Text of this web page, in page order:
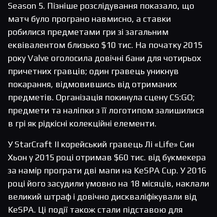
Season 5. Пізніше розслідування показало, що
матч було програно навмисно, а ставки
робилися предметами гри зі загальним
еквівалентом близько $10 тис. На початку 2015
року Valve оголосила довічні бани для чотирьох
причетних гравців; один гравець уникнув
покарання, відмовившись від отриманих
предметів. Організація покинула сцену CS:GO;
предмети та наліпки з її логотипом залишилися
в грі як рідкісні колекційні елементи.
У StarCraft II корейський гравець Лі «Life» Син
Хьон у 2015 році отримав $60 тис. від букмекера
за намір програти дві мапи на KeSPA Cup. У 2016
році його засудили умовно на 18 місяців, наклали
великий штраф і довічно дискваліфікували від
KeSPA. Ці події також стали підставою для